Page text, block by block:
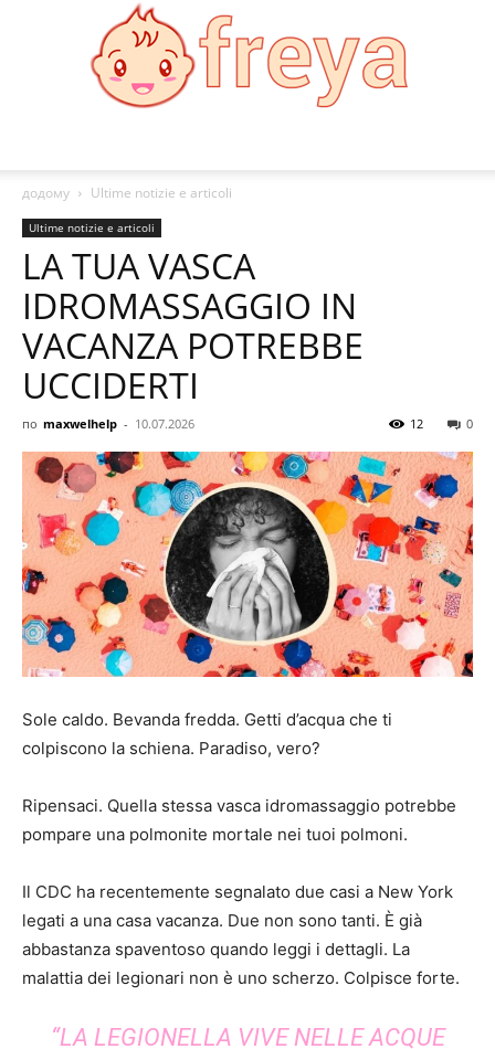
додому
Ultime notizie e articoli
Ultime notizie e articoli
LA TUA VASCA
IDROMASSAGGIO IN
VACANZA POTREBBE
UCCIDERTI
по maxwelhelp - 10.07.2026 0
12
Sole caldo. Bevanda fredda. Getti d’acqua che ti
colpiscono la schiena. Paradiso, vero?
Ripensaci. Quella stessa vasca idromassaggio potrebbe
pompare una polmonite mortale nei tuoi polmoni.
Il CDC ha recentemente segnalato due casi a New York
legati a una casa vacanza. Due non sono tanti. È già
abbastanza spaventoso quando leggi i dettagli. La
malattia dei legionari non è uno scherzo. Colpisce forte.
“LA LEGIONELLA VIVE NELLE ACQUE